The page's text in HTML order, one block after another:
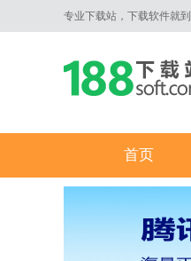
专业下载站，下载软件就到
首页